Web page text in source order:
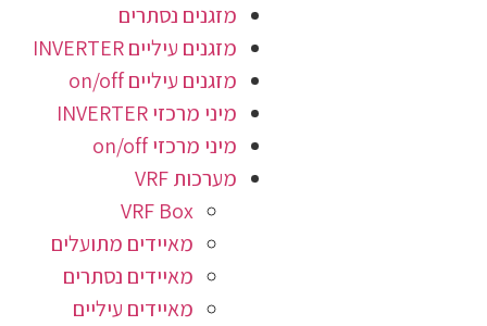
מזגנים נסתרים
מזגנים עיליים INVERTER
מזגנים עיליים on/off
מיני מרכזי INVERTER
מיני מרכזי on/off
מערכות VRF
VRF Box
מאיידים מתועלים
מאיידים נסתרים
מאיידים עיליים